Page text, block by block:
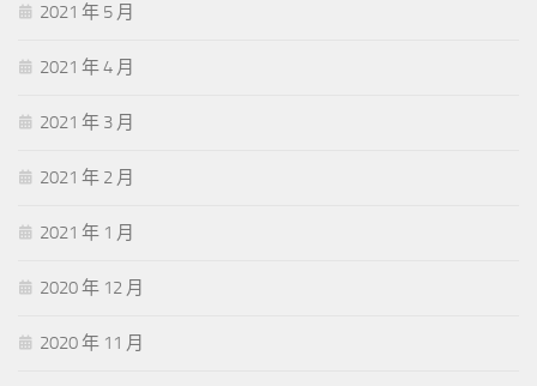
2021 年 5 月
2021 年 4 月
2021 年 3 月
2021 年 2 月
2021 年 1 月
2020 年 12 月
2020 年 11 月